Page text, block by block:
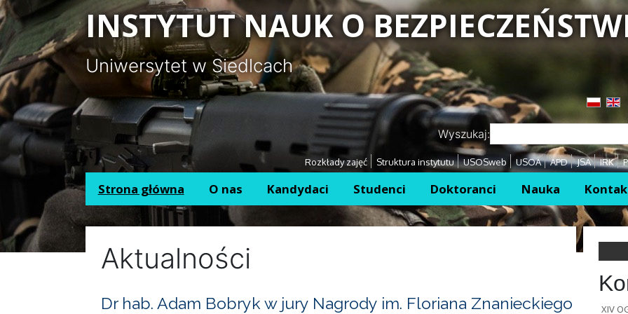
Panel zarządzania plikami cookies
INSTYTUT NAUK O
Uniwersytet w Siedlcach
Przejdź
Przejdź
Wyszukaj:
Rozkłady zajęć Struktura instytutu USOSweb USOA APD JSA IRK
Strona główna O nas Kandydaci Studenci Doktoranci Nauka
Aktualności
Dr hab. Adam Bobryk w jury Nagrody im. Floriana Znanieckiego XIV